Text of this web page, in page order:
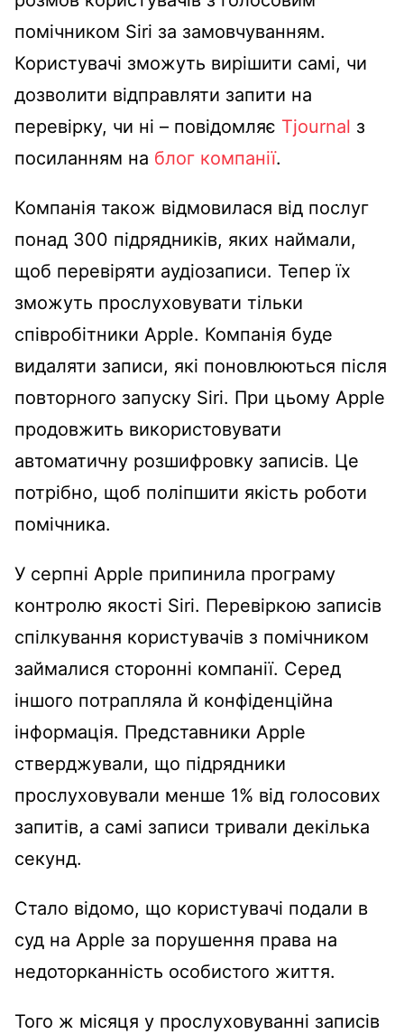
помічником Siri за замовчуванням.
Користувачі зможуть вирішити самі, чи
дозволити відправляти запити на
перевірку, чи ні – повідомляє Tjournal з
посиланням на блог компанії.
Компанія також відмовилася від послуг
понад 300 підрядників, яких наймали,
щоб перевіряти аудіозаписи. Тепер їх
зможуть прослуховувати тільки
співробітники Apple. Компанія буде
видаляти записи, які поновлюються після
повторного запуску Siri. При цьому Apple
продовжить використовувати
автоматичну розшифровку записів. Це
потрібно, щоб поліпшити якість роботи
помічника.
У серпні Apple припинила програму
контролю якості Siri. Перевіркою записів
спілкування користувачів з помічником
займалися сторонні компанії. Серед
іншого потрапляла й конфіденційна
інформація. Представники Apple
стверджували, що підрядники
прослуховували менше 1% від голосових
запитів, а самі записи тривали декілька
секунд.
Стало відомо, що користувачі подали в
суд на Apple за порушення права на
недоторканність особистого життя.
Того ж місяця у прослуховуванні записів